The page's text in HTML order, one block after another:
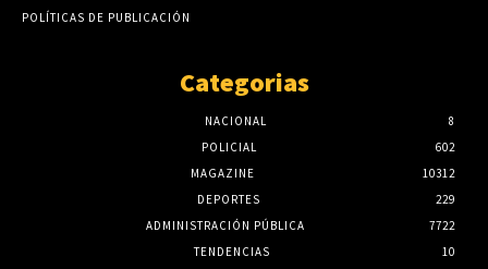
POLÍTICAS DE PUBLICACIÓN
Categorias
NACIONAL
8
POLICIAL
602
MAGAZINE
10312
DEPORTES
229
ADMINISTRACIÓN PÚBLICA
7722
TENDENCIAS
10